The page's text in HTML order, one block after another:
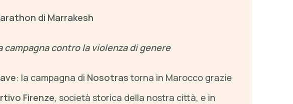
di Marrakesh
contro la violenza di genere
: la campagna di Nosotras torna in Marocco grazie
Firenze, società storica della nostra città, e in